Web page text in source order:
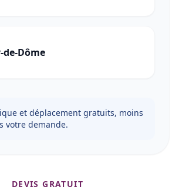
de-Dôme
et déplacement gratuits, moins
votre demande.
DEVIS GRATUIT